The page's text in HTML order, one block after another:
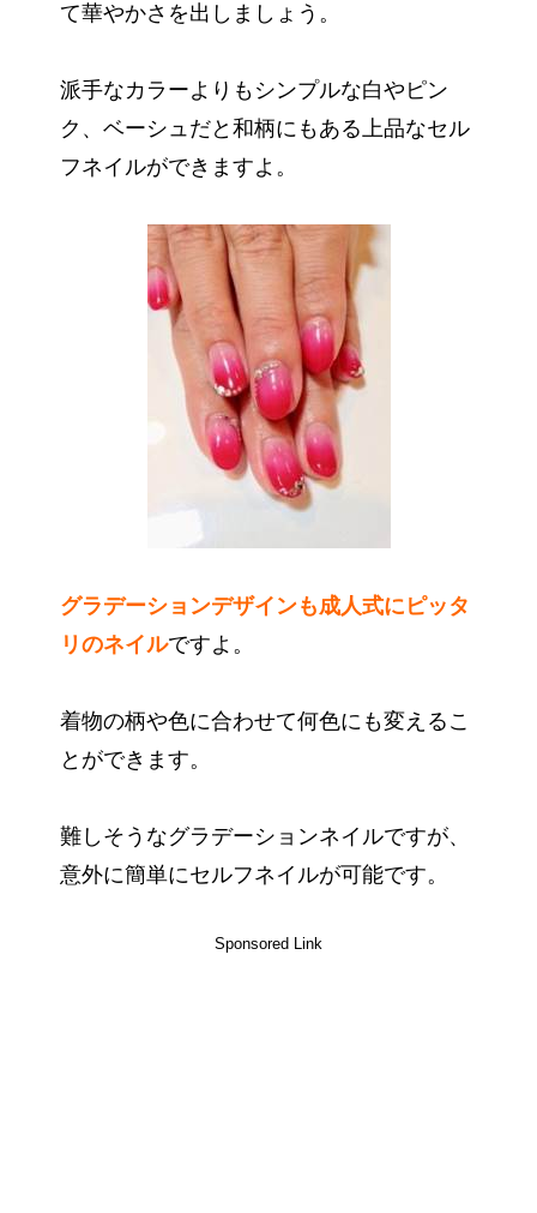
て華やかさを出しましょう。
派手なカラーよりもシンプルな白やピン
ク、ベーシュだと和柄にもある上品なセル
フネイルができますよ。
グラデーションデザインも成人式にピッタ
リのネイルですよ。
着物の柄や色に合わせて何色にも変えるこ
とができます。
難しそうなグラデーションネイルですが、
意外に簡単にセルフネイルが可能です。
Sponsored Link